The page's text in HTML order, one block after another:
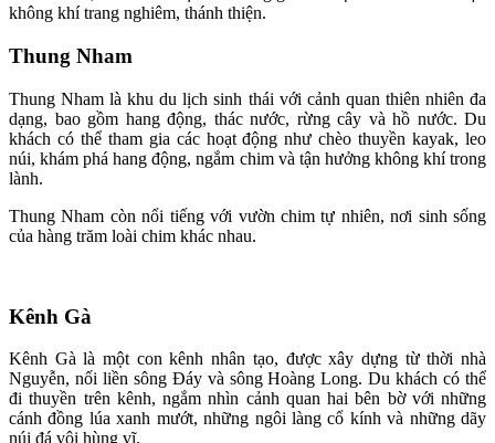
không khí trang nghiêm, thánh thiện.
Thung Nham
Thung Nham là khu du lịch sinh thái với cảnh quan thiên nhiên đa
dạng, bao gồm hang động, thác nước, rừng cây và hồ nước. Du
khách có thể tham gia các hoạt động như chèo thuyền kayak, leo
núi, khám phá hang động, ngắm chim và tận hưởng không khí trong
lành.
Thung Nham còn nổi tiếng với vườn chim tự nhiên, nơi sinh sống
của hàng trăm loài chim khác nhau.
Kênh Gà
Kênh Gà là một con kênh nhân tạo, được xây dựng từ thời nhà
Nguyễn, nối liền sông Đáy và sông Hoàng Long. Du khách có thể
đi thuyền trên kênh, ngắm nhìn cảnh quan hai bên bờ với những
cánh đồng lúa xanh mướt, những ngôi làng cổ kính và những dãy
núi đá vôi hùng vĩ.